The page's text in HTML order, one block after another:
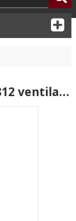
Caframo Airmax Ecofan 812 ventilator